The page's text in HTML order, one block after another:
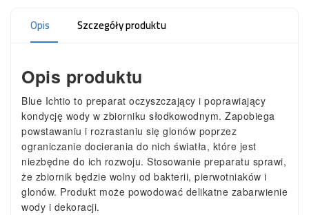
Opis Szczegóły produktu
Opis produktu
Blue Ichtio to preparat oczyszczający i poprawiający
kondycję wody w zbiorniku słodkowodnym. Zapobiega
powstawaniu i rozrastaniu się glonów poprzez
ograniczanie docierania do nich światła, które jest
niezbędne do ich rozwoju. Stosowanie preparatu sprawi,
że zbiornik będzie wolny od bakterii, pierwotniaków i
glonów. Produkt może powodować delikatne zabarwienie
wody i dekoracji.